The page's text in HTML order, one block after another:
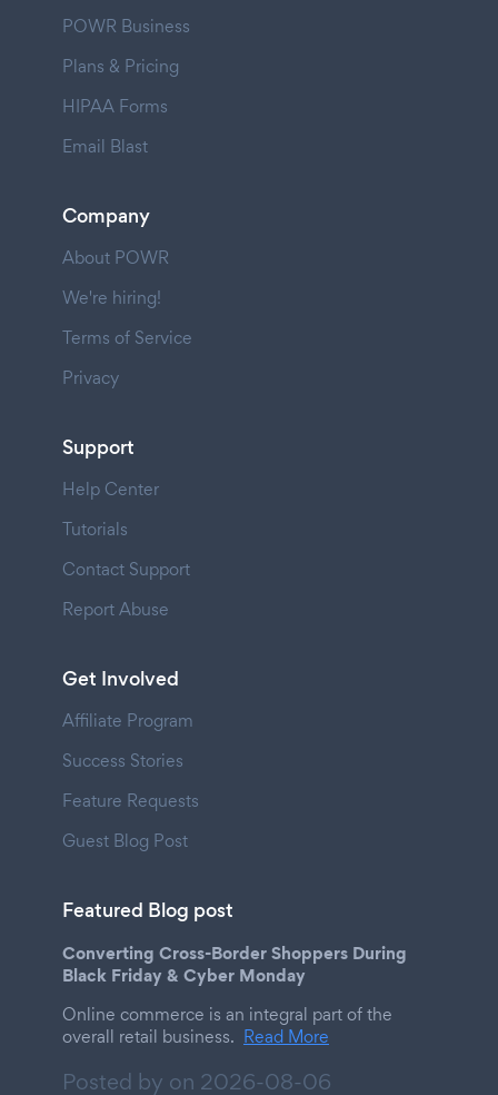
POWR Business
Plans & Pricing
HIPAA Forms
Email Blast
Company
About POWR
We're hiring!
Terms of Service
Privacy
Support
Help Center
Tutorials
Contact Support
Report Abuse
Get Involved
Affiliate Program
Success Stories
Feature Requests
Guest Blog Post
Featured Blog post
Converting Cross-Border Shoppers During
Black Friday & Cyber Monday
Online commerce is an integral part of the
overall retail business. Read More
Posted by on 2026-08-06